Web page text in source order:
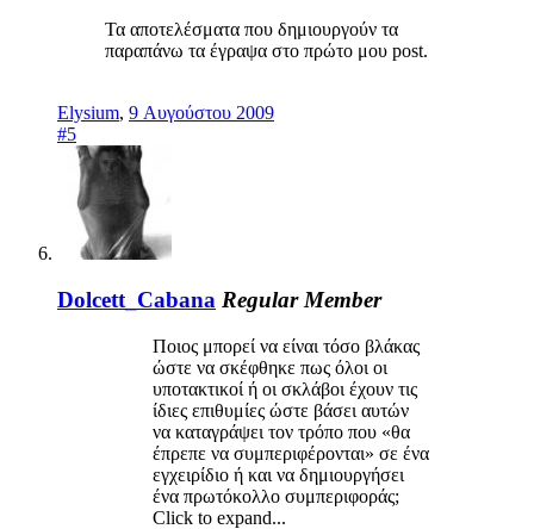
Τα αποτελέσματα που δημιουργούν τα
παραπάνω τα έγραψα στο πρώτο μου post.
Elysium, 9 Αυγούστου 2009
#5
Dolcett_Cabana Regular Member
Ποιος μπορεί να είναι τόσο βλάκας
ώστε να σκέφθηκε πως όλοι οι
υποτακτικοί ή οι σκλάβοι έχουν τις
ίδιες επιθυμίες ώστε βάσει αυτών
να καταγράψει τον τρόπο που «θα
έπρεπε να συμπεριφέρονται» σε ένα
εγχειρίδιο ή και να δημιουργήσει
ένα πρωτόκολλο συμπεριφοράς;
Click to expand...